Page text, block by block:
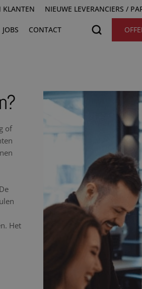
KLANTEN NIEUWE LEVERANCIERS /
JOBS CONTACT
of
Het